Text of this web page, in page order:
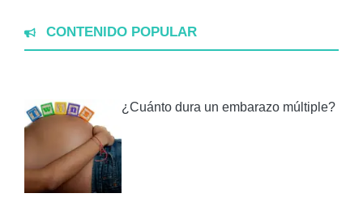
CONTENIDO POPULAR
¿Cuánto dura un embarazo múltiple?